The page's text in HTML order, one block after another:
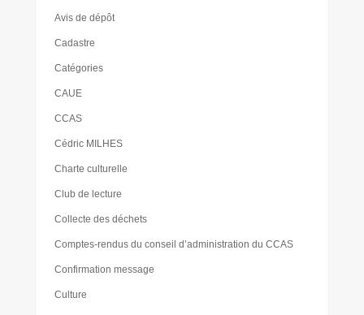
Avis de dépôt
Cadastre
Catégories
CAUE
CCAS
Cédric MILHES
Charte culturelle
Club de lecture
Collecte des déchets
Comptes-rendus du conseil d’administration du CCAS
Confirmation message
Culture